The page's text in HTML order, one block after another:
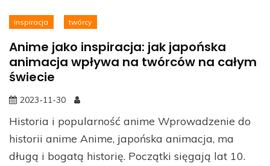
inspiracja twórcy
Anime jako inspiracja: jak japońska
animacja wpływa na twórców na całym
świecie
2023-11-30
Historia i popularność anime Wprowadzenie do
historii anime Anime, japońska animacja, ma
długą i bogatą historię. Początki sięgają lat 10.